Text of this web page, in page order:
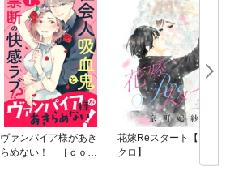
ヴァンパイア様があき
らめない！ ［ｃｏｍ
花嫁Reスタート【マイ
クロ】